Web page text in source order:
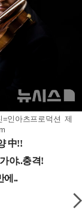
인아츠프로덕션 제